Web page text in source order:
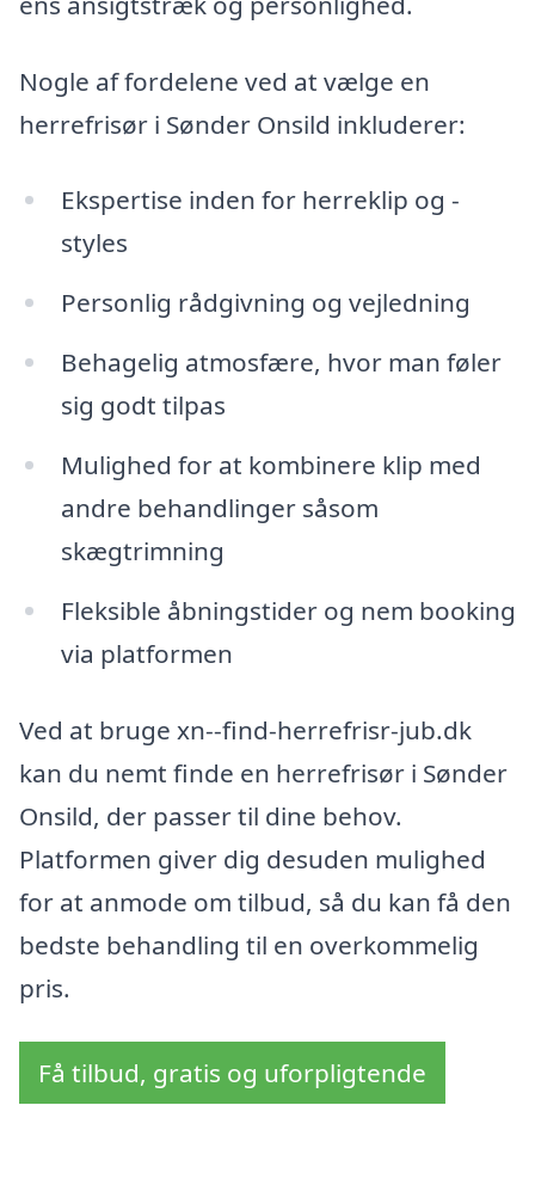
Nogle af fordelene ved at vælge en
herrefrisør i Sønder Onsild inkluderer:
Ekspertise inden for herreklip og -
styles
Personlig rådgivning og vejledning
Behagelig atmosfære, hvor man føler
sig godt tilpas
Mulighed for at kombinere klip med
andre behandlinger såsom
skægtrimning
Fleksible åbningstider og nem booking
via platformen
Ved at bruge xn--find-herrefrisr-jub.dk
kan du nemt finde en herrefrisør i Sønder
Onsild, der passer til dine behov.
Platformen giver dig desuden mulighed
for at anmode om tilbud, så du kan få den
bedste behandling til en overkommelig
pris.
Få tilbud, gratis og uforpligtende